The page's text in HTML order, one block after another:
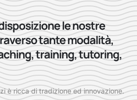
le nostre
tante modalità,
training, tutoring,
è ricca di tradizione ed innovazione.